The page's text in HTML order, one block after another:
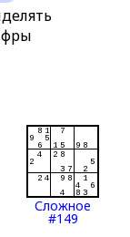
Сложное
#149